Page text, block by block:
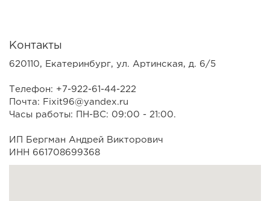
Контакты
620110, Екатеринбург, ул. Артинская, д. 6/5
Телефон: +7-922-61-44-222
Почта: Fixit96@yandex.ru
Часы работы: ПН-ВС: 09:00 - 21:00.
ИП Бергман Андрей Викторович
ИНН 661708699368